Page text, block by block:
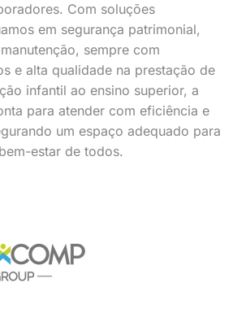
Com soluções
em segurança patrimonial,
, sempre com
e alta qualidade na prestação de
infantil ao ensino superior, a
para atender com eficiência e
um espaço adequado para
estar de todos.